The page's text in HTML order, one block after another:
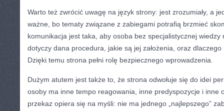
Warto też zwrócić uwagę na język strony: jest zrozumiały, a
ważne, bo tematy związane z zabiegami potrafią brzmieć
komunikacja jest taka, aby osoba bez specjalistycznej wiedzy
dotyczy dana procedura, jakie są jej założenia, oraz
Dzięki temu strona pełni rolę bezpiecznego wprowadzenia.
Dużym atutem jest także to, że strona odwołuje się do idei
osoby ma inne tempo reagowania, inne predyspozycje i inne
przekaz opiera się na myśli: nie ma jednego „najlepszego”